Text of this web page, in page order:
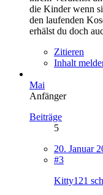
die Kinder wenn
den laufenden
erhälst du doch
Zitieren
Inhalt
Mai
Anfänger
Beiträge
5
20. Januar
#3
Kitty121